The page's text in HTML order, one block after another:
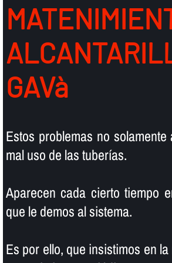
GAVà
Estos problemas no
mal uso de las tuberí­as.
Aparecen cada cierto tiempo
que le demos al sistema.
Es por ello, que insistimos en